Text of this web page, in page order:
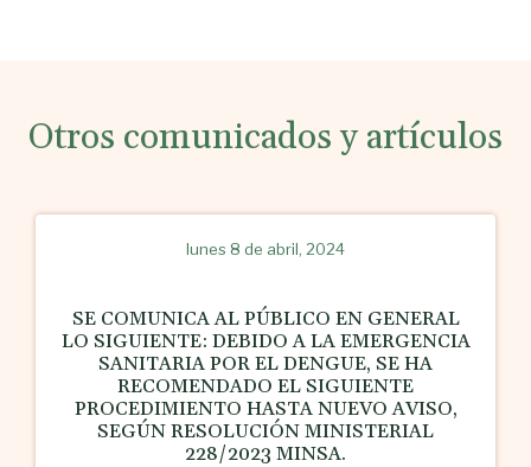
Otros comunicados y artículos
lunes 8 de abril, 2024
SE COMUNICA AL PÚBLICO EN GENERAL
LO SIGUIENTE: DEBIDO A LA EMERGENCIA
SANITARIA POR EL DENGUE, SE HA
RECOMENDADO EL SIGUIENTE
PROCEDIMIENTO HASTA NUEVO AVISO,
SEGÚN RESOLUCIÓN MINISTERIAL
228/2023 MINSA.